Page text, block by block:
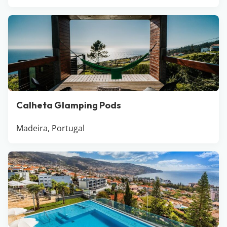
Calheta Glamping Pods
Madeira, Portugal